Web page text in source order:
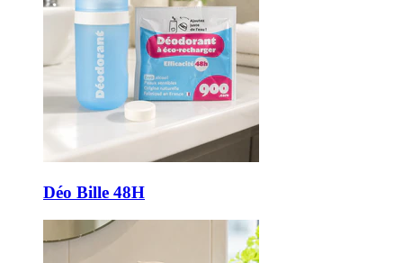
Déo Bille 48H